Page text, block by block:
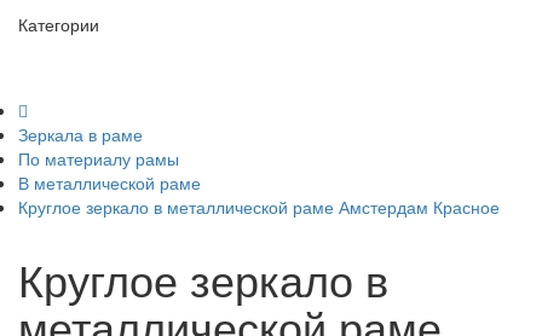
Категории
Зеркала в раме
По материалу рамы
В металлической раме
Круглое зеркало в металлической раме Амстердам Красное
Круглое зеркало в